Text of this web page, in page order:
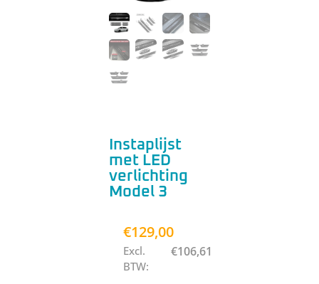
Instaplijst
met LED
verlichting
Model 3
€129,00
Excl.
BTW:
€106,61